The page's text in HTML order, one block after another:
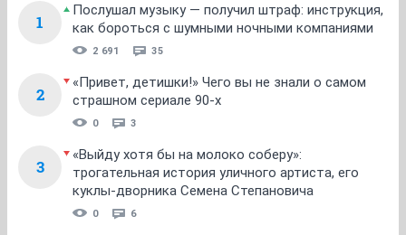
1
Послушал музыку — получил штраф: инструкция,
как бороться с шумными ночными компаниями
2 691 35
2
«Привет, детишки!» Чего вы не знали о самом
страшном сериале 90-х
0 3
3
«Выйду хотя бы на молоко соберу»:
трогательная история уличного артиста, его
куклы-дворника Семена Степановича
0 6